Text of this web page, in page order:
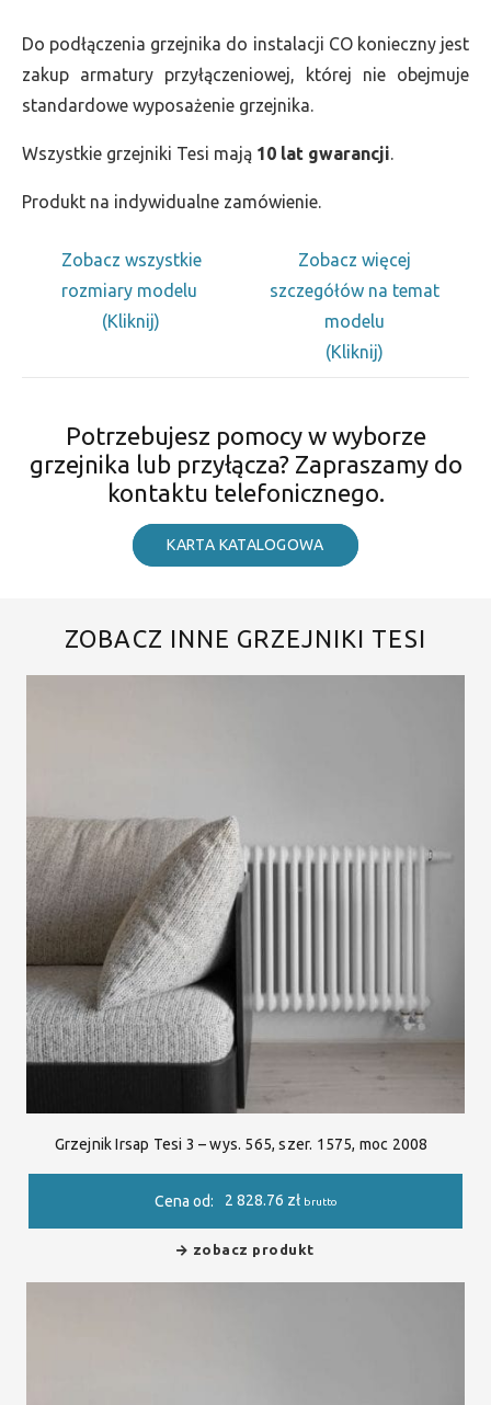
Do podłączenia grzejnika do instalacji CO konieczny jest
zakup armatury przyłączeniowej, której nie obejmuje
standardowe wyposażenie grzejnika.
Wszystkie grzejniki Tesi mają 10 lat gwarancji.
Produkt na indywidualne zamówienie.
Zobacz wszystkie
rozmiary modelu
(Kliknij)
Zobacz więcej
szczegółów na temat
modelu
(Kliknij)
Potrzebujesz pomocy w wyborze
grzejnika lub przyłącza? Zapraszamy do
kontaktu telefonicznego.
KARTA KATALOGOWA
ZOBACZ INNE GRZEJNIKI TESI
Grzejnik Irsap Tesi 3 – wys. 565, szer. 1575, moc 2008
Cena od: 2 828.76 zł brutto
zobacz produkt